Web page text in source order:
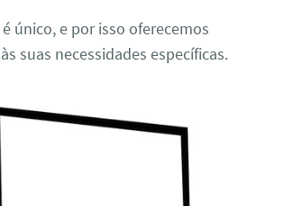
único, e por isso oferecemos
suas necessidades específicas.